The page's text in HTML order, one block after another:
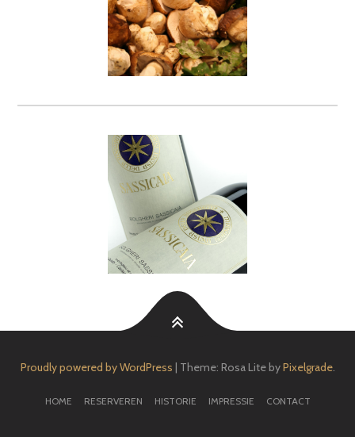
Proudly powered by WordPress | Theme: Rosa Lite byPixelgrade.
HOME RESERVEREN HISTORIE IMPRESSIE CONTACT